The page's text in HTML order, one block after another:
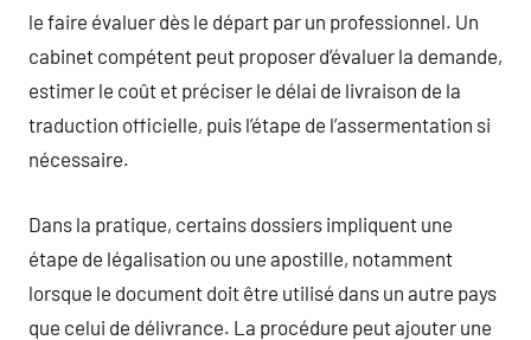
le faire évaluer dès le départ par un professionnel. Un
cabinet compétent peut proposer d’évaluer la demande,
estimer le coût et préciser le délai de livraison de la
traduction officielle, puis l’étape de l’assermentation si
nécessaire.
Dans la pratique, certains dossiers impliquent une
étape de légalisation ou une apostille, notamment
lorsque le document doit être utilisé dans un autre pays
que celui de délivrance. La procédure peut ajouter une